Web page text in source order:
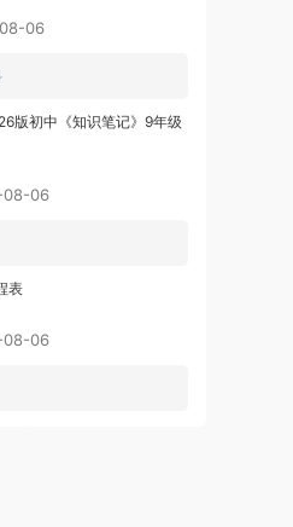
06
版初中《知识笔记》9年级
08-06
表
08-06